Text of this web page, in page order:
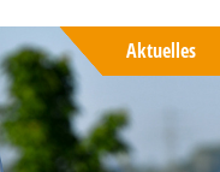
Aktuelles